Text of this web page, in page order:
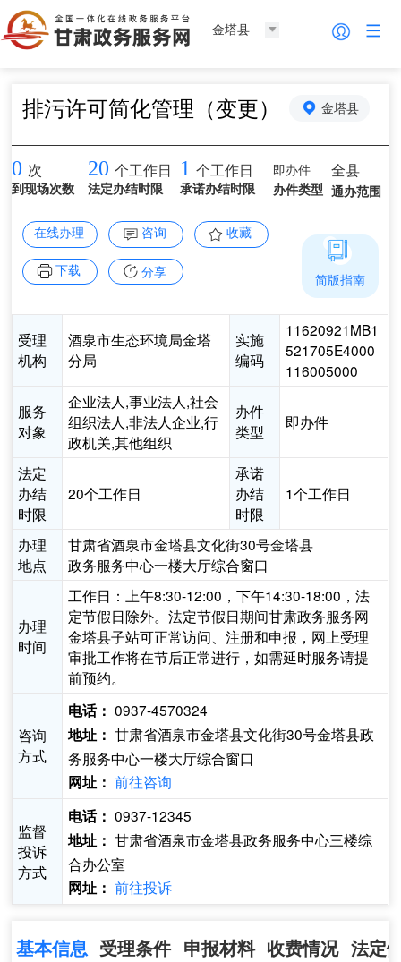
金塔县
排污许可简化管理（变更） 金塔县
0 次
到现场次数
20 个工作日
法定办结时限
1 个工作日
承诺办结时限
即办件
办件类型
全县
通办范围
在线办理 咨询 收藏
下载 分享
受理
机构
酒泉市生态环境局金塔
分局
实施
编码
11620921MB1
521705E4000
116005000
服务
对象
企业法人,事业法人,社会
组织法人,非法人企业,行
政机关,其他组织
办件
类型
即办件
法定
办结
时限
20个工作日
承诺
办结
时限
1个工作日
办理
地点
甘肃省酒泉市金塔县文化街30号金塔县
政务服务中心一楼大厅综合窗口
办理
时间
工作日：上午8:30-12:00，下午14:30-18:00，法
定节假日除外。法定节假日期间甘肃政务服务网
金塔县子站可正常访问、注册和申报，网上受理
审批工作将在节后正常进行，如需延时服务请提
前预约。
咨询
方式
电话： 0937-4570324
地址： 甘肃省酒泉市金塔县文化街30号金塔县政
务服务中心一楼大厅综合窗口
网址： 前往咨询
监督
投诉
方式
电话： 0937-12345
地址： 甘肃省酒泉市金塔县政务服务中心三楼综
合办公室
网址： 前往投诉
简版指南
基本信息 受理条件 申报材料 收费情况 法定